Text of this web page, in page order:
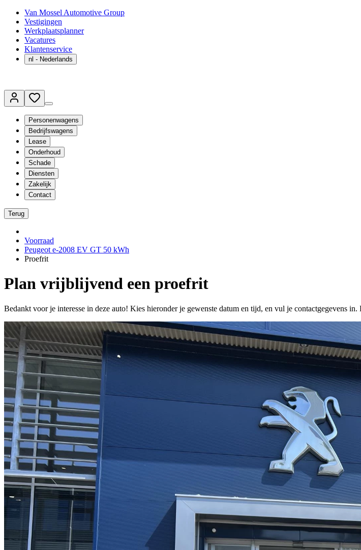
Van Mossel Automotive Group
Vestigingen
Werkplaatsplanner
Vacatures
Klantenservice
nl - Nederlands
Personenwagens
Bedrijfswagens
Lease
Onderhoud
Schade
Diensten
Zakelijk
Contact
Terug
Voorraad
Peugeot e-2008 EV GT 50 kWh
Proefrit
Plan vrijblijvend een proefrit
Bedankt voor je interesse in deze auto! Kies hieronder je gewenste datum en tijd, en vul je contactgegevens